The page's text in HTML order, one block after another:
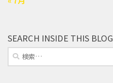
SEARCH INSIDE THIS BLOG
検
索: